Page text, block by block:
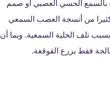
بالسمع الحسي العصبي أو صمم
من أنسجة العصب السمعي
تلف الخلية السمعية. وبما أن
فقط بزرع القوقعة.